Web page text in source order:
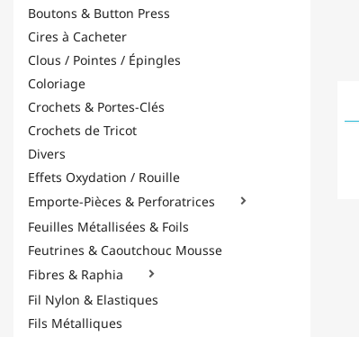
Boutons & Button Press
Cires à Cacheter
Clous / Pointes / Épingles
Coloriage
Crochets & Portes-Clés
Crochets de Tricot
Divers
Effets Oxydation / Rouille
Emporte-Pièces & Perforatrices

Feuilles Métallisées & Foils
Feutrines & Caoutchouc Mousse
Fibres & Raphia

Fil Nylon & Elastiques
Fils Métalliques